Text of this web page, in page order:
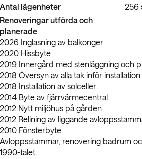
Antal lägenheter
256
Renoveringar utförda och
planerade
2026 Inglasning av balkonger
2020 Hissbyte
2019 Innergård med stenläggning och
2018 Översyn av alla tak inför
2018 Installation av solceller
2014 Byte av fjärrvärmecentral
2012 Nytt miljöhus på gården
2012 Relining av liggande
2010 Fönsterbyte
Avloppsstammar, renovering badrum
1990-talet.